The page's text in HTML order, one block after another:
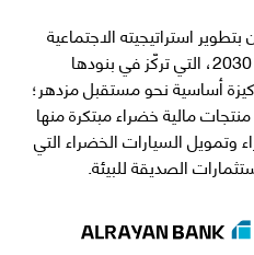
بتطوير استراتيجيته الاجتماعية
والبيئية بما تنص عليه رؤية قطر 2030، التي تركّز في بنودها
أساسية نحو مستقبل مزدهر؛
مالية خضراء مبتكرة منها
وتمويل السيارات الخضراء التي
الصديقة للبيئة.